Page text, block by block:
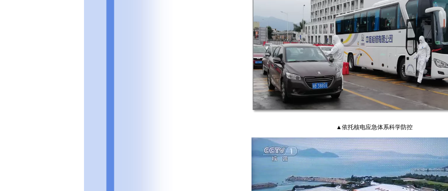
▲依托核电应急体系科学防控